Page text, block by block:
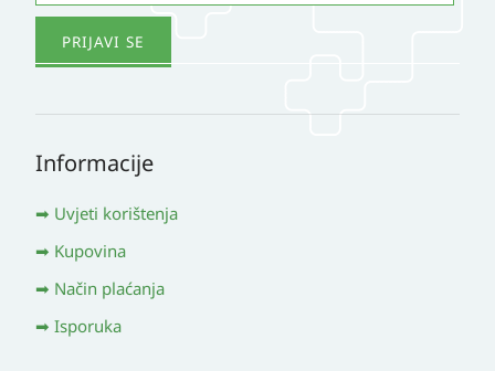
Informacije
Uvjeti korištenja
Kupovina
Način plaćanja
Isporuka